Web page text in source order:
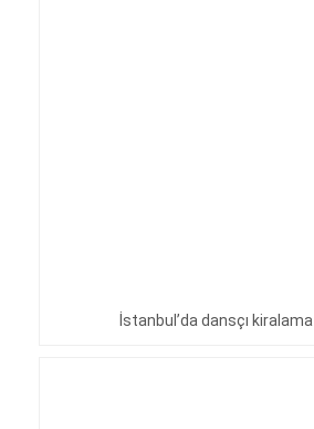
İstanbul’da dansçı kiralama